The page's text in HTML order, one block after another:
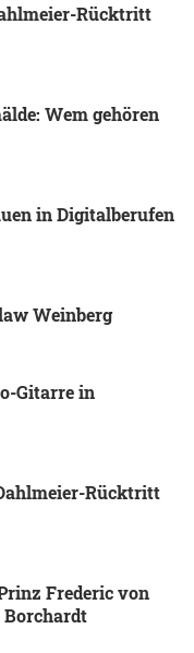
Rücktritt
Wem gehören
in Digitalberufen
Weinberg
Gitarre in
Rücktritt
Frederic von